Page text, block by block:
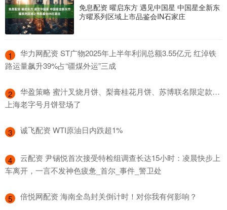
免息配资 曜启东方 遇见中国星 中国星全新东
方曜系列区域上市品鉴会IN石家庄
1
​华力网配资 ST广物2025年上半年利润总额3.55亿元 红淖铁
路运量飙升39%占“疆煤外运”三成
2
​华盈策略 蜜汁叉烧月饼、梨膏桂花月饼、苏博联名限定款…
上海老字号月饼登场了
3 ​诚飞配资 WTI原油日内跌超1%
4
​云配资 尹锡悦首次接受特检组调查长达15小时：凌晨快步上
车离开，一言不发神色疲惫_首尔_事件_警卫处
5 ​倍悦网配资 海南全岛封关倒计时！对你我有何影响？